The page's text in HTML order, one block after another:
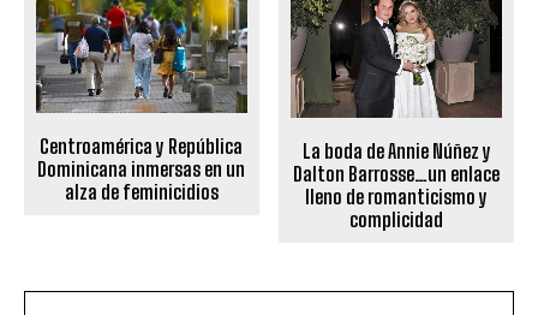
Centroamérica y República
Dominicana inmersas en un
alza de feminicidios
La boda de Annie Núñez y
Dalton Barrosse…un enlace
lleno de romanticismo y
complicidad